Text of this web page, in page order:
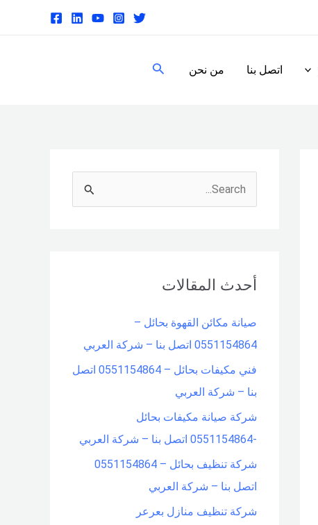
اتصل بنا من نحن البحث
c
f
o
r
:
أحدث المقالات
صيانة مكائن القهوة بحائل –
0551154864 اتصل بنا – شركة العربي
فني مكيفات بحائل – 0551154864 اتصل
بنا – شركة العربي
شركة صيانة مكيفات بحائل
-0551154864 اتصل بنا – شركة العربي
شركة تنظيف بحائل – 0551154864
اتصل بنا – شركة العربي
شركة تنظيف منازل بعرعر